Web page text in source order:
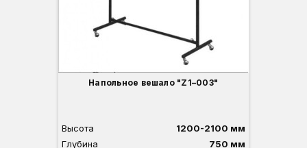
Напольное вешало "Z1–003"
Высота
1200-2100 мм
Глубина
750 мм